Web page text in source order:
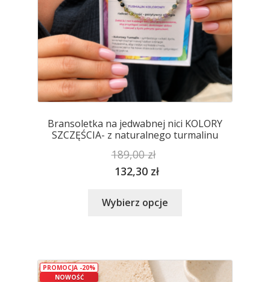
Bransoletka na jedwabnej nici KOLORY
SZCZĘŚCIA- z naturalnego turmalinu
189,00zł
132,30 zł
Wybierz opcje
Opcje
NOWOŚĆ
PROMOCJA -20%